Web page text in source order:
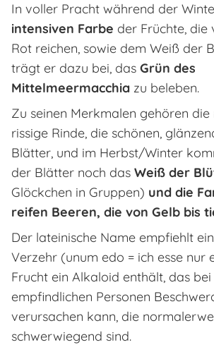
In voller Pracht während der
intensiven Farbe der Früchte, die
Rot reichen, sowie dem Weiß der
trägt er dazu bei, das Grün des
Mittelmeermacchia zu beleben.
Zu seinen Merkmalen gehören
rissige Rinde, die schönen,
Blätter, und im Herbst/Winter
der Blätter noch das Weiß der
Glöckchen in Gruppen) und die
reifen Beeren, die von Gelb bis
Der lateinische Name empfiehlt
Verzehr (unum edo = ich esse nur
Frucht ein Alkaloid enthält, das
empfindlichen Personen
verursachen kann, die
schwerwiegend sind.